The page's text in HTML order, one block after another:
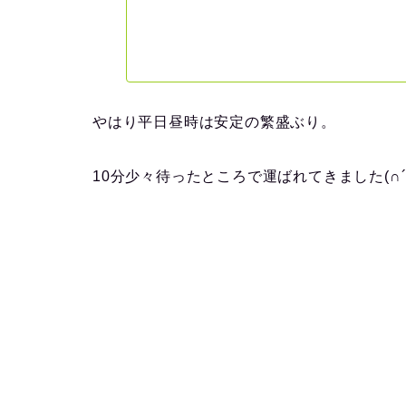
やはり平日昼時は安定の繁盛ぶり。
10分少々待ったところで運ばれてきました